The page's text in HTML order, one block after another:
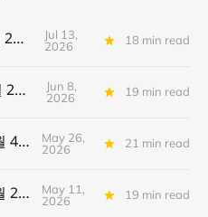
[SKY] HR News - 7월 2주차
Jul 13,
2026
18 min read
[SKY] HR News - 6월 2주차
Jun 8,
2026
19 min read
[SKY] HR News - 5월 4주차
May 26,
2026
21 min read
[SKY] HR News - 5월 2주차
May 11,
2026
19 min read